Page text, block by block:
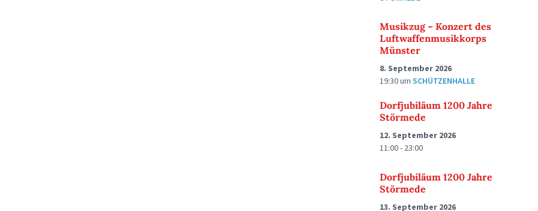
Musikzug – Konzert des
Luftwaffenmusikkorps
Münster
8. September 2026
19:30umSCHÜTZENHALLE
Dorfjubiläum 1200 Jahre
Störmede
12. September 2026
11:00 - 23:00
Dorfjubiläum 1200 Jahre
Störmede
13. September 2026